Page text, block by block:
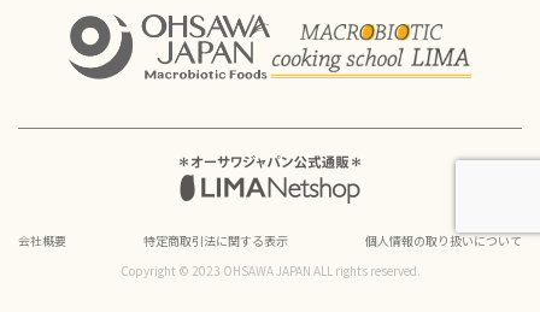
会社概要 特定商取引法に関する表示
個人情報の取り扱いについて
Copyright © 2023 OHSAWA JAPAN ALL rights reserved.